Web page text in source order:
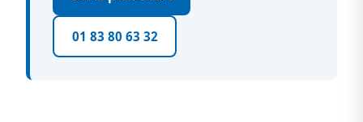
01 83 80 63 32